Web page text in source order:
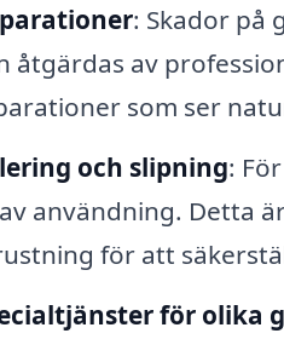
: Skador på
åtgärdas av
som ser
och slipning:
användning. Detta
för att
för olika